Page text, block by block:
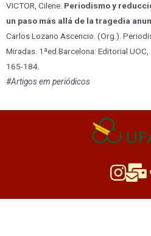
VICTOR, Cilene. Periodismo y
un paso más allá de la tragedia
Carlos Lozano Ascencio. (Org.).
Miradas. 1ªed.Barcelona: Editorial
165-184.
#Artigos em periódicos